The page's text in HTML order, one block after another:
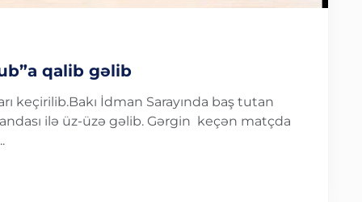
qalib gəlib
keçirilib.Bakı İdman Sarayında baş tutan
ilə üz-üzə gəlib. Gərgin keçən matçda